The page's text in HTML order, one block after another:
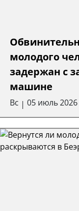
молодого
задержан с
машине
Вс | 05 июль 2026